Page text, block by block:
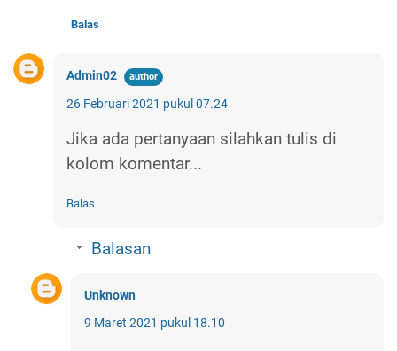
Balas
Admin02
26 Februari 2021 pukul 07.24
Jika ada pertanyaan silahkan tulis di
kolom komentar...
Balas
Balasan
Unknown
9 Maret 2021 pukul 18.10